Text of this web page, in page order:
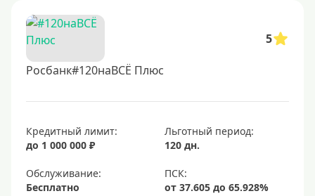
5
Росбанк#120наВСЁ Плюс
Кредитный лимит:
до 1 000 000 ₽
Льготный период:
120 дн.
Обслуживание:
Бесплатно